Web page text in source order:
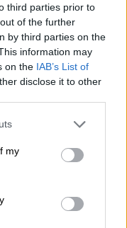
third parties prior to
of the further
by third parties on the
information may
on the IAB’s List of
disclose it to other
one or more Google
You may click to
third-party tags to
in below Google
my
οι
σχέση με
οπαδού